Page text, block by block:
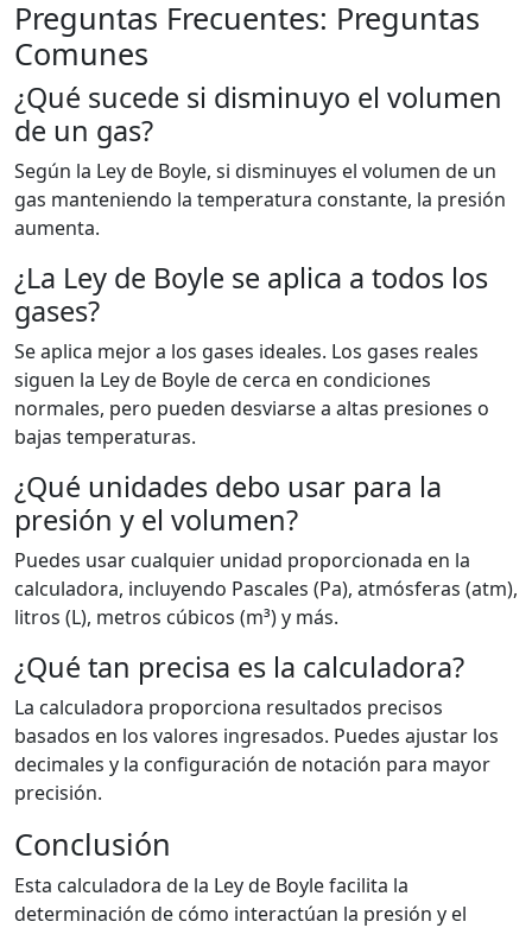
Preguntas Frecuentes: Preguntas
Comunes
¿Qué sucede si disminuyo el volumen
de un gas?
Según la Ley de Boyle, si disminuyes el volumen de un
gas manteniendo la temperatura constante, la presión
aumenta.
¿La Ley de Boyle se aplica a todos los
gases?
Se aplica mejor a los gases ideales. Los gases reales
siguen la Ley de Boyle de cerca en condiciones
normales, pero pueden desviarse a altas presiones o
bajas temperaturas.
¿Qué unidades debo usar para la
presión y el volumen?
Puedes usar cualquier unidad proporcionada en la
calculadora, incluyendo Pascales (Pa), atmósferas (atm),
litros (L), metros cúbicos (m³) y más.
¿Qué tan precisa es la calculadora?
La calculadora proporciona resultados precisos
basados en los valores ingresados. Puedes ajustar los
decimales y la configuración de notación para mayor
precisión.
Conclusión
Esta calculadora de la Ley de Boyle facilita la
determinación de cómo interactúan la presión y el